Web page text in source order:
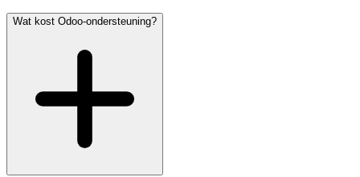
Wat kost Odoo-ondersteuning?